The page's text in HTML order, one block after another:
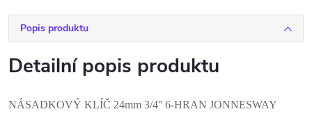
Popis produktu
Detailní popis produktu
NÁSADKOVÝ KLÍČ 24mm 3/4'' 6-HRAN JONNESWAY